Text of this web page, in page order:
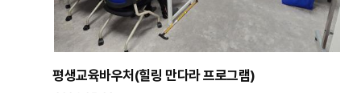
평생교육바우처(힐링 만다라 프로그램)